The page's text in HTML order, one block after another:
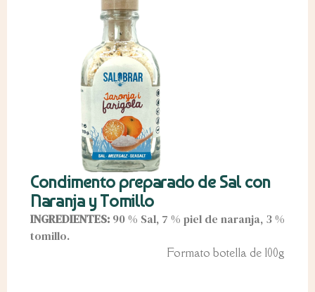
Condimento preparado de Sal con
Naranja y Tomillo
INGREDIENTES: 90 % Sal, 7 % piel de naranja, 3 %
tomillo.
Formato botella de 100g